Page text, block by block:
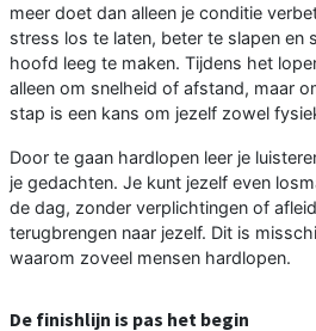
meer doet dan alleen je conditie
stress los te laten, beter te slapen en
hoofd leeg te maken. Tijdens het
alleen om snelheid of afstand, maar
stap is een kans om jezelf zowel
Door te gaan hardlopen leer je
je gedachten. Je kunt jezelf even
de dag, zonder verplichtingen of
terugbrengen naar jezelf. Dit is
waarom zoveel mensen hardlopen.
De finishlijn is pas het begin